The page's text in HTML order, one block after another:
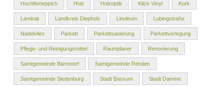
Hochflorteppich Holz Holzoptik Klick-Vinyl Kork
Laminat Landkreis Diepholz Linoleum Lubingstraße
Nadelvlies Parkett Parkettsanierung Parkettverlegung
Pflege- und Reinigungsmittel Raumplaner Renovierung
Samtgemeinde Barnstorf Samtgemeinde Rehden
Samtgemeinde Siedenburg Stadt Bassum Stadt Damme